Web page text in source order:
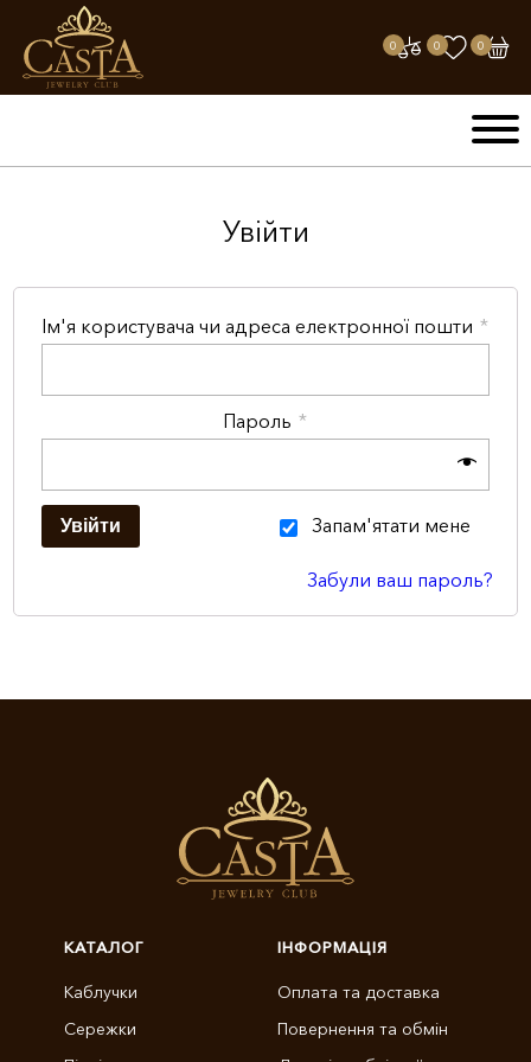
0 0 0
Увійти
Ім'я користувача чи адреса електронної пошти *
Пароль *
Запам'ятати мене
Увійти
Забули ваш пароль?
КАТАЛОГ
Каблучки
Сережки
ІНФОРМАЦІЯ
Оплата та доставка
Повернення та обмін